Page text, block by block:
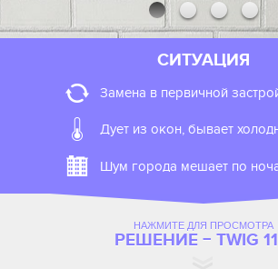
СИТУАЦИЯ
Замена в первичной
Дует из окон, бывает
Шум города мешает по
НАЖМИТЕ ДЛЯ ПРОСМОТРА
РЕШЕНИЕ − TWIG